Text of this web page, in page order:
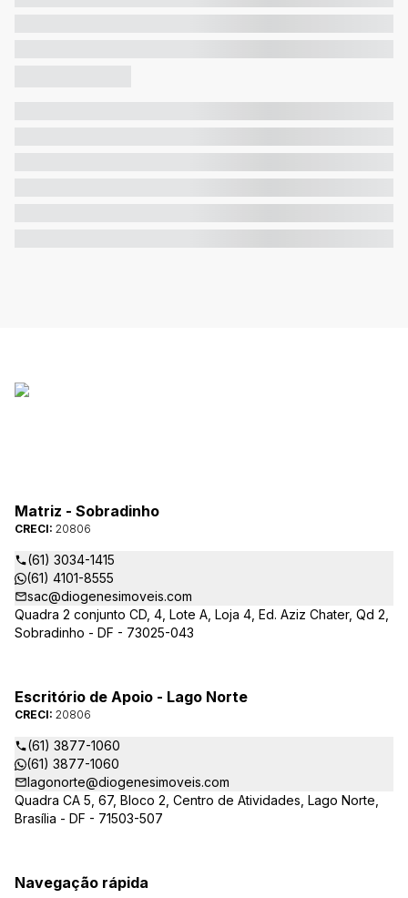
Matriz - Sobradinho
CRECI: 20806
(61) 3034-1415
(61) 4101-8555
sac@diogenesimoveis.com
Quadra 2 conjunto CD, 4, Lote A, Loja 4, Ed. Aziz Chater, Qd 2,
Sobradinho - DF - 73025-043
Escritório de Apoio - Lago Norte
CRECI: 20806
(61) 3877-1060
(61) 3877-1060
lagonorte@diogenesimoveis.com
Quadra CA 5, 67, Bloco 2, Centro de Atividades, Lago Norte,
Brasília - DF - 71503-507
Navegação rápida